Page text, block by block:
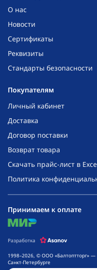
О нас
Новости
Сертификаты
Реквизиты
Стандарты безопасности
Покупателям
Личный кабинет
Доставка
Договор поставки
Возврат товара
Скачать прайс-лист в
Политика
1998–2026, © ООО «Балтоптторг» —
Санкт-Петербурге
Принимаем к оплате
mir
Разработка